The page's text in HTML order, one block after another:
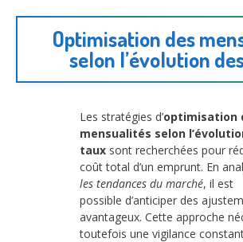
Optimisation des
selon l’évolution
Les stratégies d’optimisation
mensualités selon
taux sont recherchées pour
coût total d’un emprunt. En
les tendances du marché, il est
possible d’anticiper des
avantageux. Cette approche
toutefois une vigilance